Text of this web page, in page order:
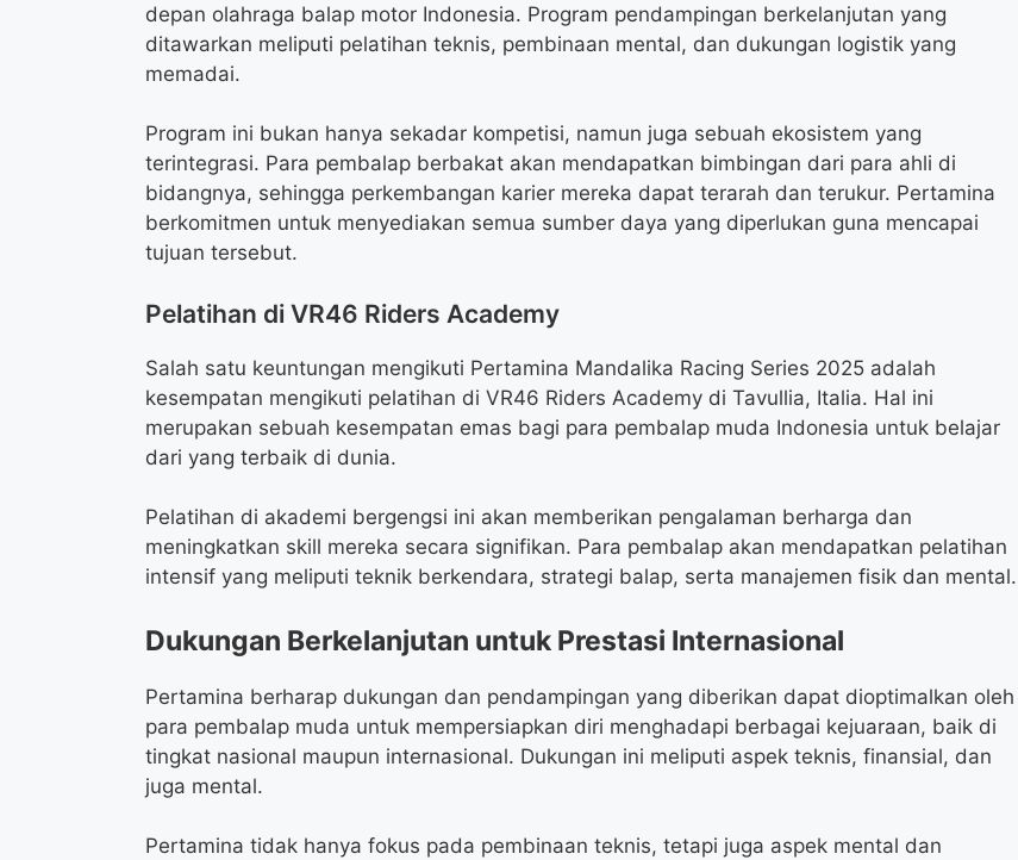
depan olahraga balap motor Indonesia. Program pendampingan berkelanjutan yang
ditawarkan meliputi pelatihan teknis, pembinaan mental, dan dukungan logistik yang
memadai.
Program ini bukan hanya sekadar kompetisi, namun juga sebuah ekosistem yang
terintegrasi. Para pembalap berbakat akan mendapatkan bimbingan dari para ahli di
bidangnya, sehingga perkembangan karier mereka dapat terarah dan terukur. Pertamina
berkomitmen untuk menyediakan semua sumber daya yang diperlukan guna mencapai
tujuan tersebut.
Pelatihan di VR46 Riders Academy
Salah satu keuntungan mengikuti Pertamina Mandalika Racing Series 2025 adalah
kesempatan mengikuti pelatihan di VR46 Riders Academy di Tavullia, Italia. Hal ini
merupakan sebuah kesempatan emas bagi para pembalap muda Indonesia untuk belajar
dari yang terbaik di dunia.
Pelatihan di akademi bergengsi ini akan memberikan pengalaman berharga dan
meningkatkan skill mereka secara signifikan. Para pembalap akan mendapatkan pelatihan
intensif yang meliputi teknik berkendara, strategi balap, serta manajemen fisik dan mental.
Dukungan Berkelanjutan untuk Prestasi Internasional
Pertamina berharap dukungan dan pendampingan yang diberikan dapat dioptimalkan oleh
para pembalap muda untuk mempersiapkan diri menghadapi berbagai kejuaraan, baik di
tingkat nasional maupun internasional. Dukungan ini meliputi aspek teknis, finansial, dan
juga mental.
Pertamina tidak hanya fokus pada pembinaan teknis, tetapi juga aspek mental dan